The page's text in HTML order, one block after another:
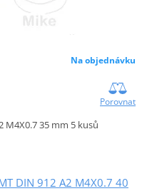
Na objednávku
Porovnat
M4X0.7 35 mm 5 kusů
DIN 912 A2 M4X0.7 40